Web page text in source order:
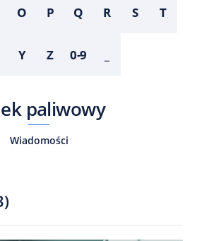
O P Q R S T
Y Z 0-9
paliwowy
Wiadomości
)